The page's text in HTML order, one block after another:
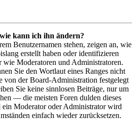
kann ich ihn ändern?
Benutzernamen stehen, zeigen an, wie
erstellt haben oder identifizieren
wie Moderatoren und Administratoren.
Sie den Wortlaut eines Ranges nicht
von der Board-Administration festgelegt
Sie keine sinnlosen Beiträge, nur um
— die meisten Foren dulden dieses
ein Moderator oder Administrator wird
einfach wieder zurücksetzen.